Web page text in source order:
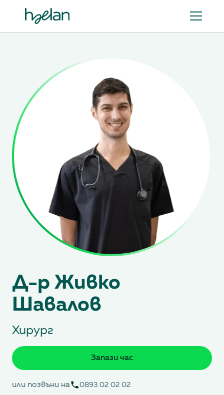
Д-р Живко
Шавалов
Хирург
Запази час
или позвъни на 0893 02 02 02